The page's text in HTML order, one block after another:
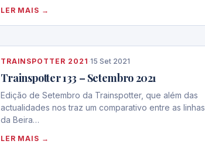
LER MAIS →
TRAINSPOTTER 2021 ·15 Set 2021
Trainspotter 133 – Setembro 2021
Edição de Setembro da Trainspotter, que além das
actualidades nos traz um comparativo entre as linhas
da Beira…
LER MAIS →